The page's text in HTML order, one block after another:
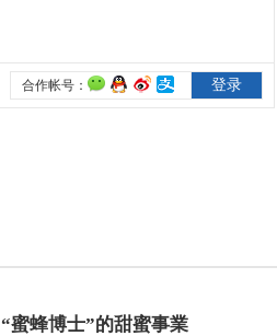
《文化十分》 20151030
2015-10-29 12:41:08
“蜜蜂博士”的甜蜜事業